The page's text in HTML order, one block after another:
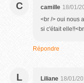
C camille 18/01/
<br /> oui nous
si c'était
Répondre
L Liliane 18/01/